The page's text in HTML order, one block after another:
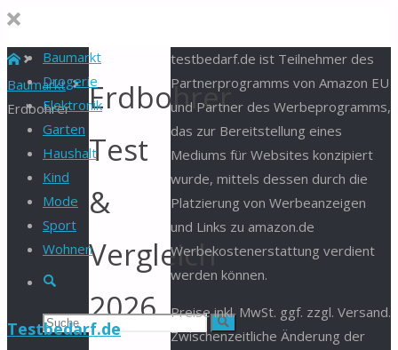
Baumarkt
Drogerie
Elektronik
Garten
Haushalt
Kind
Mode
Sport
Wohnen
Suche
Suchen Suche
Testbedarf.de
Start
Baumarkt
Erdbohrer
Erdbohrer
Test
&
Vergleich
2026
testbedarf.de ist Teilnehmer des
Partnerprogramms von Amazon EU
und Partner des Werbeprogramms,
das zur Bereitstellung eines
Mediums für Websites konzipiert
wurde, mittels dessen durch die
Platzierung von Werbeanzeigen
und Links zu amazon.de
Werbekostenerstattung verdient
werden können.
Preise inkl. MwSt. ggf. zzgl. Versand.
Zwischenzeitliche Änderung der